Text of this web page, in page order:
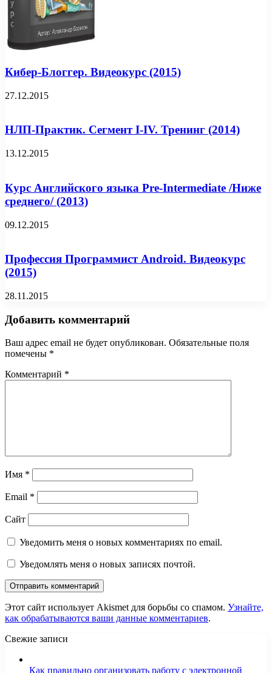
Кибер-Блоггер. Видеокурс (2015)
27.12.2015
НЛП-Практик. Сегмент I-IV. Тренинг (2014)
13.12.2015
Курс Английского языка Pre-Intermediate /Ниже
среднего/ (2013)
09.12.2015
Профессия Программист Android. Видеокурс
(2015)
28.11.2015
Добавить комментарий
Ваш адрес email не будет опубликован. Обязательные поля
помечены *
Комментарий *
Имя *
Email *
Сайт
Уведомить меня о новых комментариях по email.
Уведомлять меня о новых записях почтой.
Этот сайт использует Akismet для борьбы со спамом. Узнайте,
как обрабатываются ваши данные комментариев.
Свежие записи
Как правильно организовать работу с электронной